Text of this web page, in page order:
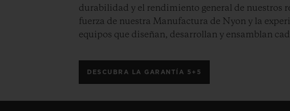
durabilidad y el rendimiento general de nuestros
fuerza de nuestra Manufactura de Nyon y la
equipos que diseñan, desarrollan y ensamblan
DESCUBRA LA GARANTÍA 5+5